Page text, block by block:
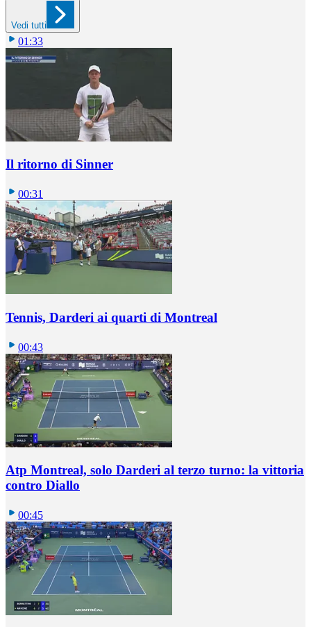
Vedi tutti
01:33
Il ritorno di Sinner
00:31
Tennis, Darderi ai quarti di Montreal
00:43
Atp Montreal, solo Darderi al terzo turno: la vittoria
contro Diallo
00:45